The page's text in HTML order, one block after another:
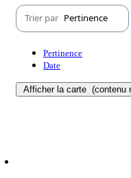
Trier par Pertinence
Pertinence
Date
Afficher la carte (contenu